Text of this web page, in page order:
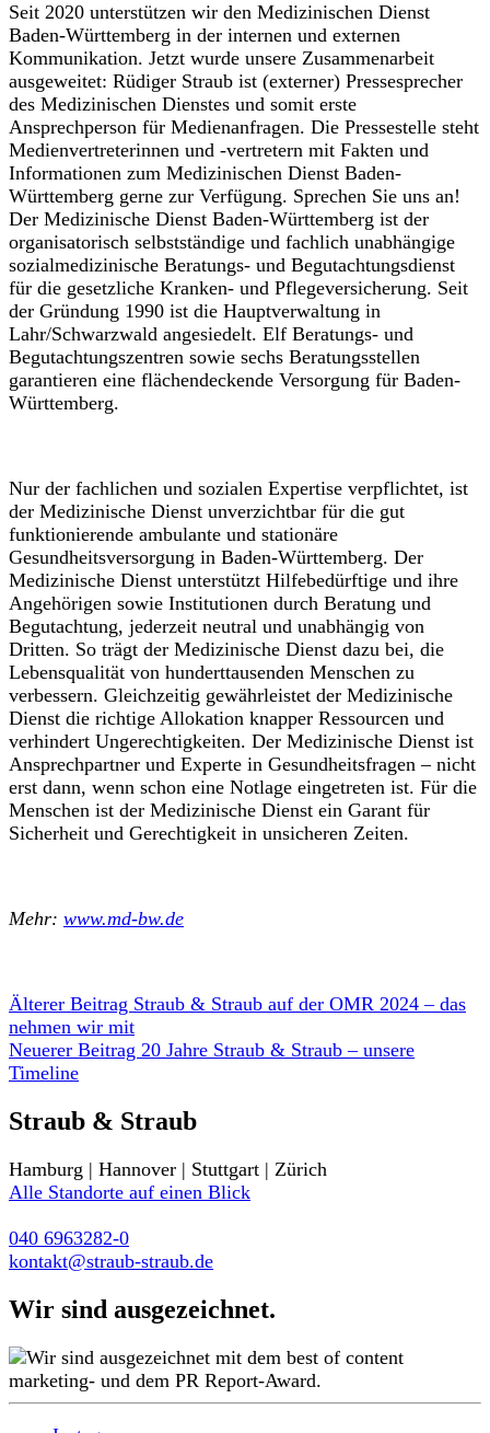
Seit 2020 unterstützen wir den Medizinischen Dienst
Baden-Württemberg in der internen und externen
Kommunikation. Jetzt wurde unsere Zusammenarbeit
ausgeweitet: Rüdiger Straub ist (externer) Pressesprecher
des Medizinischen Dienstes und somit erste
Ansprechperson für Medienanfragen. Die Pressestelle steht
Medienvertreterinnen und -vertretern mit Fakten und
Informationen zum Medizinischen Dienst Baden-
Württemberg gerne zur Verfügung. Sprechen Sie uns an!
Der Medizinische Dienst Baden-Württemberg ist der
organisatorisch selbstständige und fachlich unabhängige
sozialmedizinische Beratungs- und Begutachtungsdienst
für die gesetzliche Kranken- und Pflegeversicherung. Seit
der Gründung 1990 ist die Hauptverwaltung in
Lahr/Schwarzwald angesiedelt. Elf Beratungs- und
Begutachtungszentren sowie sechs Beratungsstellen
garantieren eine flächendeckende Versorgung für Baden-
Württemberg.
Nur der fachlichen und sozialen Expertise verpflichtet, ist
der Medizinische Dienst unverzichtbar für die gut
funktionierende ambulante und stationäre
Gesundheitsversorgung in Baden-Württemberg. Der
Medizinische Dienst unterstützt Hilfebedürftige und ihre
Angehörigen sowie Institutionen durch Beratung und
Begutachtung, jederzeit neutral und unabhängig von
Dritten. So trägt der Medizinische Dienst dazu bei, die
Lebensqualität von hunderttausenden Menschen zu
verbessern. Gleichzeitig gewährleistet der Medizinische
Dienst die richtige Allokation knapper Ressourcen und
verhindert Ungerechtigkeiten. Der Medizinische Dienst ist
Ansprechpartner und Experte in Gesundheitsfragen – nicht
erst dann, wenn schon eine Notlage eingetreten ist. Für die
Menschen ist der Medizinische Dienst ein Garant für
Sicherheit und Gerechtigkeit in unsicheren Zeiten.
Mehr: www.md-bw.de
Älterer Beitrag Straub & Straub auf der OMR 2024 – das
nehmen wir mit
Neuerer Beitrag 20 Jahre Straub & Straub – unsere
Timeline
Straub & Straub
Hamburg | Hannover | Stuttgart | Zürich
Alle Standorte auf einen Blick
040 6963282-0
kontakt@straub-straub.de
Wir sind ausgezeichnet.